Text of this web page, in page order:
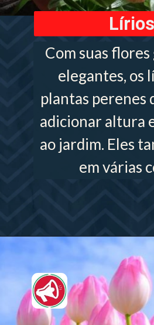
Com suas
elegantes, os
plantas perenes
adicionar altura
ao jardim. Eles
em várias
Lírios